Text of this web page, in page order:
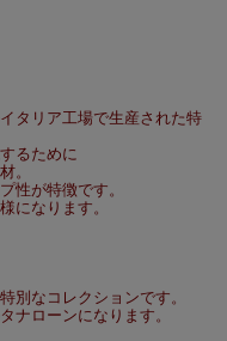
タリア工場で生産された特
るために
。
性が特徴です。
になります。
別なコレクションです。
ナローンになります。